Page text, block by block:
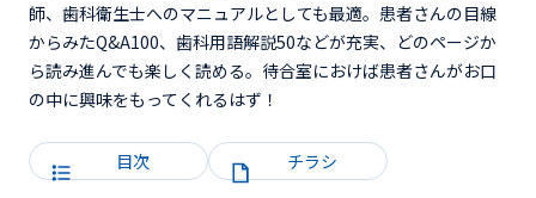
師、歯科衛生士へのマニュアルとしても最適。患者さんの目線
からみたQ&A100、歯科用語解説50などが充実、どのページか
ら読み進んでも楽しく読める。待合室におけば患者さんがお口
の中に興味をもってくれるはず！
目次 チラシ